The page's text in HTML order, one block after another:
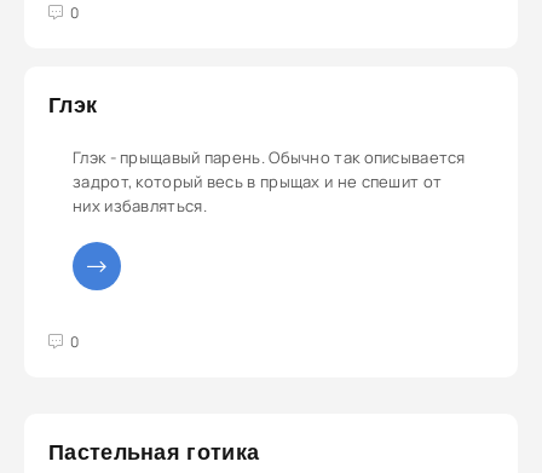
0
5
Глэк
Глэк - прыщавый парень. Обычно так описывается
задрот, который весь в прыщах и не спешит от
них избавляться.
0
5
Пастельная готика